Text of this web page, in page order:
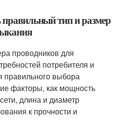
тип и размер
проводников для
потребителя и
правильного выбора
факторы, как мощность
длина и диаметр
к прочности и